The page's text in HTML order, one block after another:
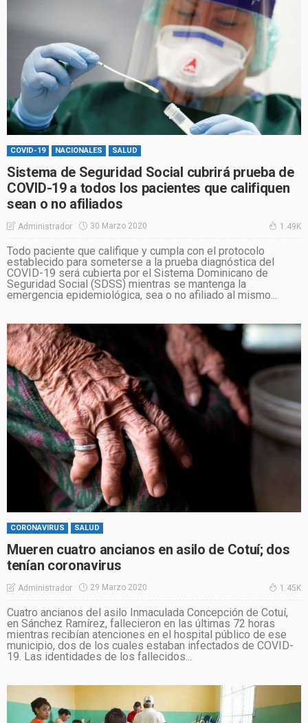
COVID-19 NACIONALES SALUD
Sistema de Seguridad Social cubrirá prueba de
COVID-19 a todos los pacientes que califiquen
sean o no afiliados
Administrador 30 Marzo 2020 1.49K
Todo paciente que califique y cumpla con el protocolo
establecido para someterse a la prueba diagnóstica del
COVID-19 será cubierta por el Sistema Dominicano de
Seguridad Social (SDSS) mientras se mantenga la
emergencia epidemiológica, sea o no afiliado al mismo...
CORONAVIRUS SALUD
Mueren cuatro ancianos en asilo de Cotuí; dos
tenían coronavirus
Administrador 29 Marzo 2020 1.45K
Cuatro ancianos del asilo Inmaculada Concepción de Cotuí,
en Sánchez Ramírez, fallecieron en las últimas 72 horas
mientras recibían atenciones en el hospital público de ese
municipio, dos de los cuales estaban infectados de COVID-
19. Las identidades de los fallecidos...